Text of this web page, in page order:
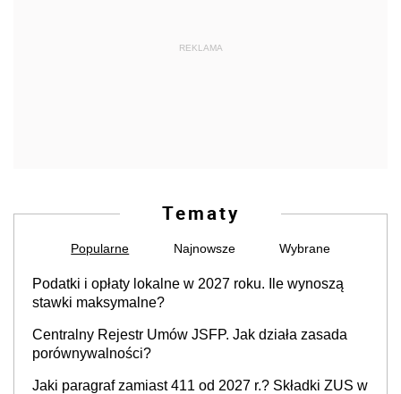
REKLAMA
Tematy
Popularne Najnowsze Wybrane
Podatki i opłaty lokalne w 2027 roku. Ile wynoszą
stawki maksymalne?
Centralny Rejestr Umów JSFP. Jak działa zasada
porównywalności?
Jaki paragraf zamiast 411 od 2027 r.? Składki ZUS w